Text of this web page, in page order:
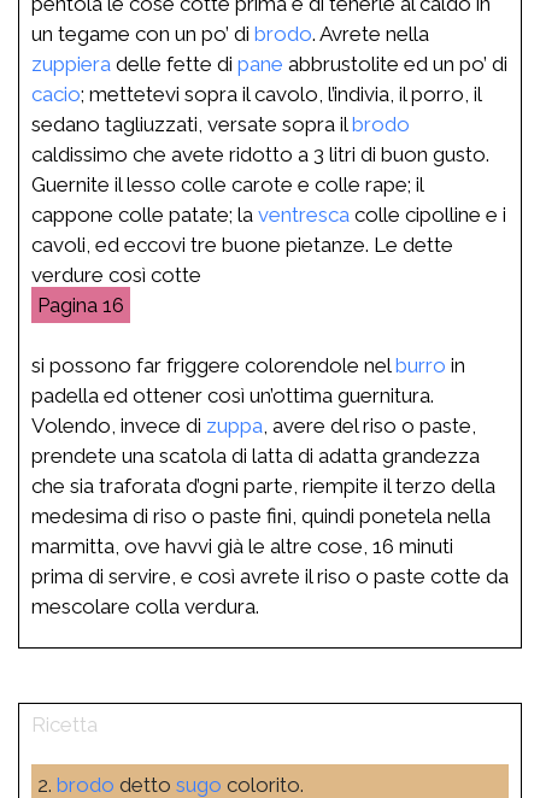
un tegame con un po’ di brodo. Avrete nella
zuppiera delle fette di pane abbrustolite ed un po’ di
cacio; mettetevi sopra il cavolo, l’indivia, il porro, il
sedano tagliuzzati, versate sopra ilbrodo
caldissimo che avete ridotto a 3 litri di buon gusto.
Guernite il lesso colle carote e colle rape; il
cappone colle patate; la ventresca colle cipolline e i
cavoli, ed eccovi tre buone pietanze. Le dette
verdure così cotte
16
si possono far friggere colorendole nelburro in
padella ed ottener così un’ottima guernitura.
Volendo, invece di zuppa , avere del riso o paste,
prendete una scatola di latta di adatta grandezza
che sia traforata d’ogni parte, riempite il terzo della
medesima di riso o paste fini, quindi ponetela nella
marmitta, ove havvi già le altre cose, 16 minuti
prima di servire, e così avrete il riso o paste cotte da
mescolare colla verdura.
2. brodo detto sugo colorito.